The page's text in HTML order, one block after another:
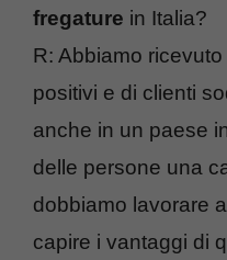
fregature in Italia?
R: Abbiamo
positivi e di clienti
anche in un paese
delle persone una
dobbiamo lavorare
capire i vantaggi di